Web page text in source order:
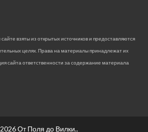
взяты из открытых источников и предоставляются
целях. Права на материалы принадлежат их
сайта ответственности за содержание материала
От Поля до Вилки..